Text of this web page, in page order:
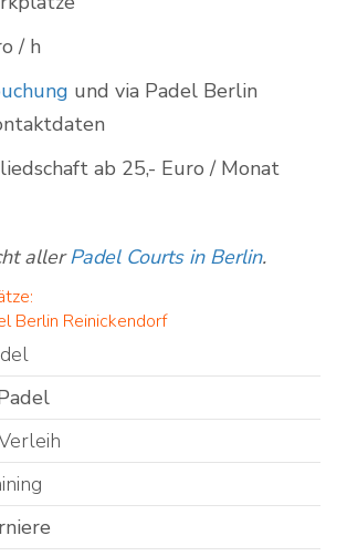
/ h
und via Padel Berlin
ab 25,- Euro / Monat
allerPadel Courts in Berlin.
Berlin Reinickendorf